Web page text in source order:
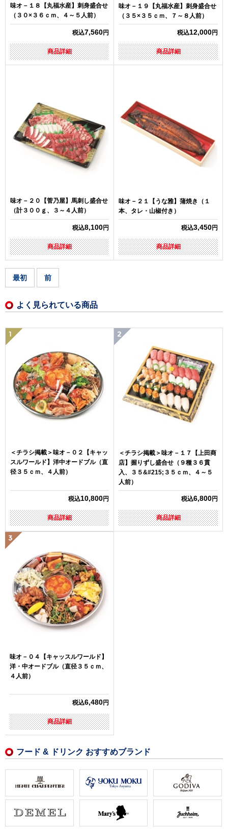
味オ－１８【丸福水産】刺身盛合せ
（３０×３６ｃｍ、４～５人前）
税込7,560円
商品詳細
味オ－１９【丸福水産】刺身盛合せ
（３５×３５ｃｍ、７～８人前）
税込12,000円
商品詳細
味オ－２０【菅乃屋】馬刺し盛合せ
（計３００ｇ、３～４人前）
税込8,100円
商品詳細
味オ－２１【うな雅】蒲焼き（１
本、タレ・山椒付き）
税込3,450円
商品詳細
最初 前
よく見られている商品
＜チラシ掲載＞味オ－０２【キャッ
スルワールド】洋中オードブル（直
径３５ｃｍ、４人前）
税込10,800円
商品詳細
＜チラシ掲載＞味オ－１７【上田商
店】握りずし盛合せ（９種３６貫
入、３５&#215;３５ｃｍ、４～５
人前）
税込6,800円
商品詳細
味オ－０４【キャッスルワールド】
洋・中オードブル（直径３５ｃｍ、
４人前）
税込6,480円
商品詳細
フード & ドリンク おすすめブランド